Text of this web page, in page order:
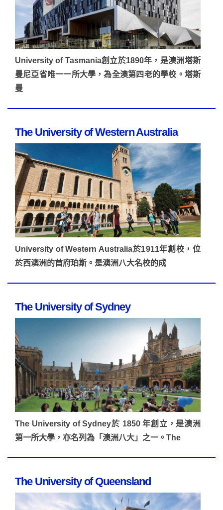
University of Tasmania創立於1890年，是澳洲塔斯
曼尼亞省唯一一所大學，為全澳第四老的學校。塔斯
曼
The University of Western Australia
University of Western Australia於1911年創校，位
於西澳洲的首府珀斯。是澳洲八大名校的成
The University of Sydney
The University of Sydney於 1850 年創立，是澳洲
第一所大學，亦名列為「澳洲八大」之一。The
The University of Queensland